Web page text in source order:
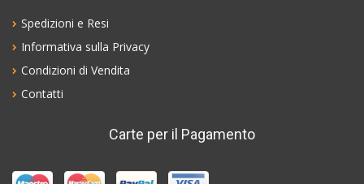
Spedizioni e Resi
Informativa sulla Privacy
Condizioni di Vendita
Contatti
Carte per il Pagamento